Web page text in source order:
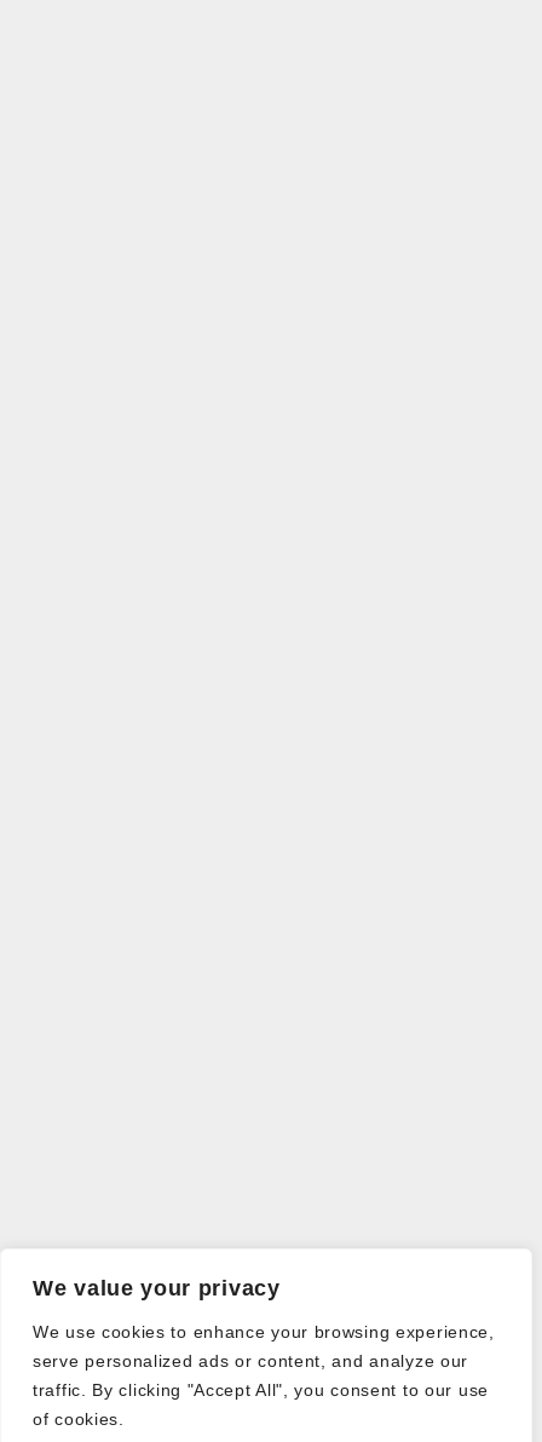
We value your privacy
We use cookies to enhance your browsing experience,
serve personalized ads or content, and analyze our
traffic. By clicking "Accept All", you consent to our use
of cookies.